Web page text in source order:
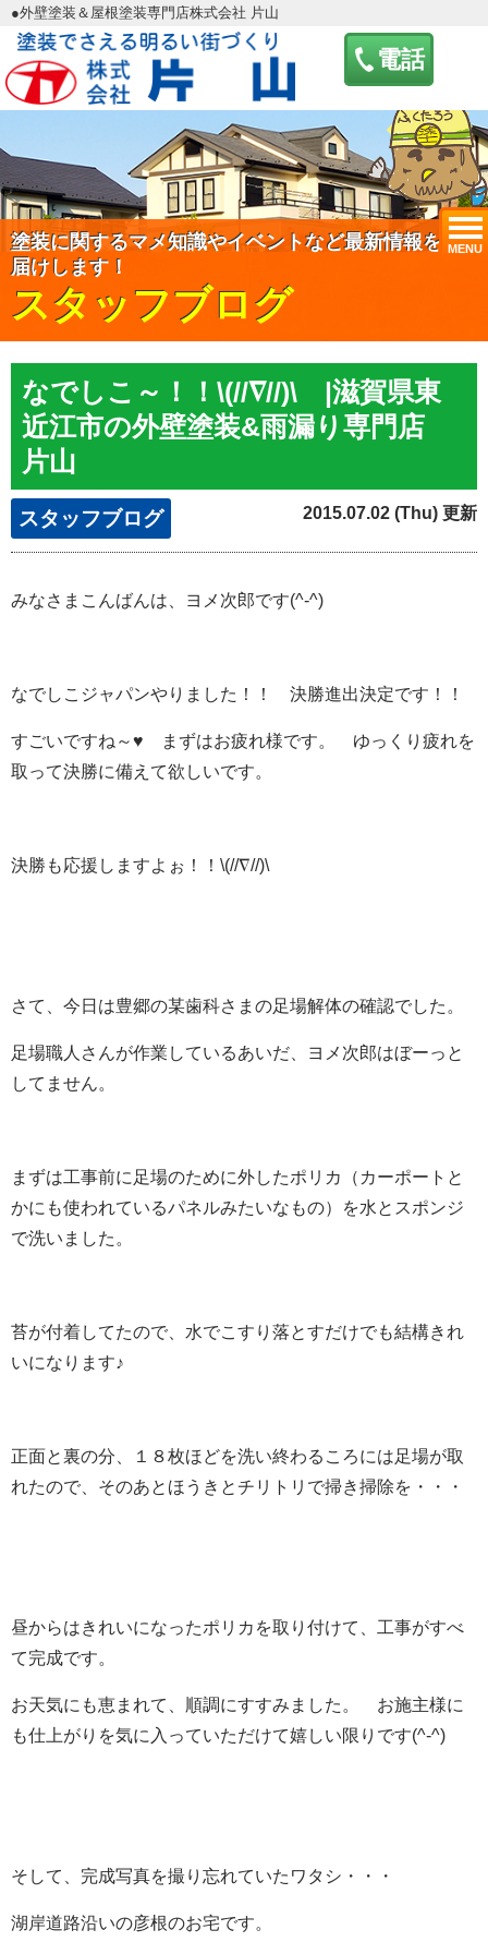
電話
MENU
●外壁塗装＆屋根塗装専門店株式会社 片山
塗装に関するマメ知識やイベントなど最新情報をお
届けします！
スタッフブログ
なでしこ～！！\(//∇//)\ |滋賀県東
近江市の外壁塗装&雨漏り専門店
片山
スタッフブログ 2015.07.02 (Thu) 更新
みなさまこんばんは、ヨメ次郎です(^-^)
なでしこジャパンやりました！！ 決勝進出決定です！！
すごいですね～♥ まずはお疲れ様です。 ゆっくり疲れを
取って決勝に備えて欲しいです。
決勝も応援しますよぉ！！\(//∇//)\
さて、今日は豊郷の某歯科さまの足場解体の確認でした。
足場職人さんが作業しているあいだ、ヨメ次郎はぼーっと
してません。
まずは工事前に足場のために外したポリカ（カーポートと
かにも使われているパネルみたいなもの）を水とスポンジ
で洗いました。
苔が付着してたので、水でこすり落とすだけでも結構きれ
いになります♪
正面と裏の分、１８枚ほどを洗い終わるころには足場が取
れたので、そのあとほうきとチリトリで掃き掃除を・・・
昼からはきれいになったポリカを取り付けて、工事がすべ
て完成です。
お天気にも恵まれて、順調にすすみました。 お施主様に
も仕上がりを気に入っていただけて嬉しい限りです(^-^)
そして、完成写真を撮り忘れていたワタシ・・・
湖岸道路沿いの彦根のお宅です。